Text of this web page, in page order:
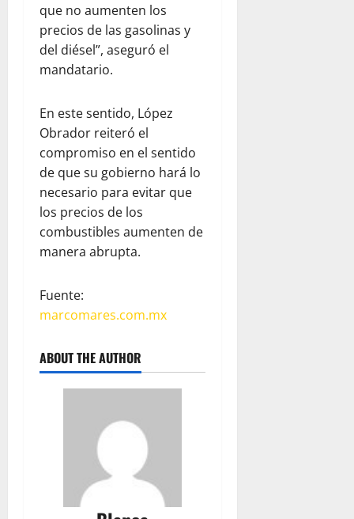
que no aumenten los
precios de las gasolinas y
del diésel”, aseguró el
mandatario.
En este sentido, López
Obrador reiteró el
compromiso en el sentido
de que su gobierno hará lo
necesario para evitar que
los precios de los
combustibles aumenten de
manera abrupta.
Fuente:
marcomares.com.mx
ABOUT THE AUTHOR